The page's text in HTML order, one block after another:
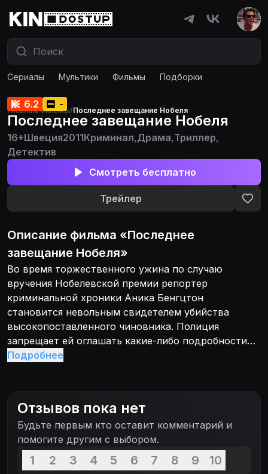
Сериалы Мультики Фильмы Подборки
Главная/Фильмы/Последнее завещание Нобеля
6.2 -
Последнее завещание Нобеля
16+Швеция2011Криминал,Драма,Триллер,
Детектив
Смотреть бесплатно
Трейлер
Описание фильма «Последнее
завещание Нобеля»
Во время торжественного ужина по случаю
вручения Нобелевской премии репортер
криминальной хроники Аника Бенгцтон
становится невольным свидетелем убийства
высокопоставленного чиновника. Полиция
запрещает ей оглашать какие-либо подробности
по делу, но репортер до мозга костей не в силах
Подробнее
Отзывов пока нет
Будьте первым кто оставит комментарий и
помогите другим с выбором.
1 2 3 4 5 6 7 8 9 10